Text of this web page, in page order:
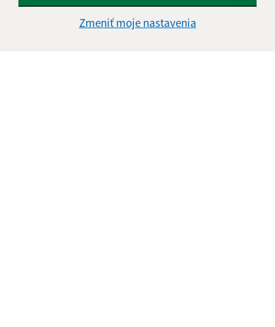
Zmeniť moje nastavenia